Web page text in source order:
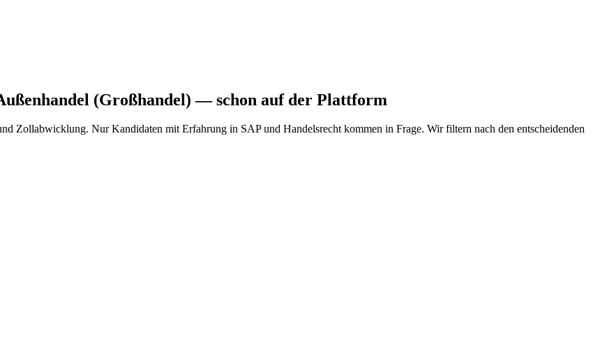
(Großhandel) — schon auf der Plattform
Zollabwicklung. Nur Kandidaten mit Erfahrung in SAP und Handelsrecht kommen in Frage. Wir filtern nach den entscheidenden